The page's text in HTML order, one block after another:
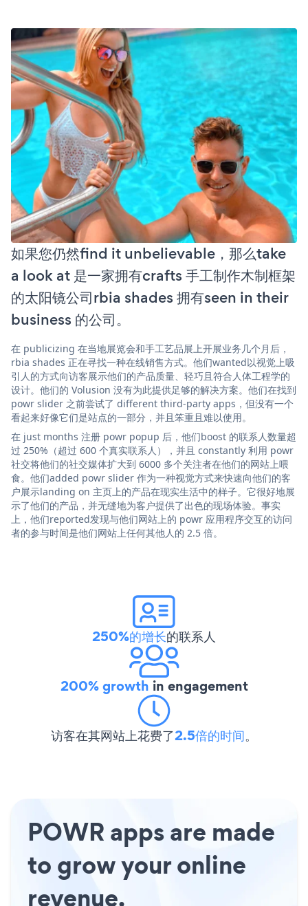
如果您仍然find it unbelievable，那么take
a look at 是一家拥有crafts 手工制作木制框架
的太阳镜公司rbia shades 拥有seen in their
business 的公司。
在 publicizing 在当地展览会和手工艺品展上开展业务几个月后，
rbia shades 正在寻找一种在线销售方式。他们wanted以视觉上吸
引人的方式向访客展示他们的产品质量、轻巧且符合人体工程学的
设计。他们的 Volusion 没有为此提供足够的解决方案。他们在找到
powr slider 之前尝试了 different third-party apps，但没有一个
看起来好像它们是站点的一部分，并且笨重且难以使用。
在 just months 注册 powr popup 后，他们boost 的联系人数量超
过 250%（超过 600 个真实联系人），并且 constantly 利用 powr
社交将他们的社交媒体扩大到 6000 多个关注者在他们的网站上喂
食。他们added powr slider 作为一种视觉方式来快速向他们的客
户展示landing on 主页上的产品在现实生活中的样子。它很好地展
示了他们的产品，并无缝地为客户提供了出色的现场体验。事实
上，他们reported发现与他们网站上的 powr 应用程序交互的访问
者的参与时间是他们网站上任何其他人的 2.5 倍。
250%的增长的联系人
200% growth in engagement
访客在其网站上花费了2.5倍的时间。
POWR apps are made
to grow your online
revenue.